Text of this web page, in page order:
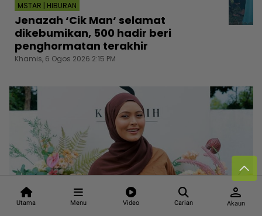
Utama Menu Video Carian
person
Akaun
MSTAR | HIBURAN
Jenazah ‘Cik Man‘ selamat
dikebumikan, 500 hadir beri
penghormatan terakhir
Khamis, 6 Ogos 2026 2:15 PM